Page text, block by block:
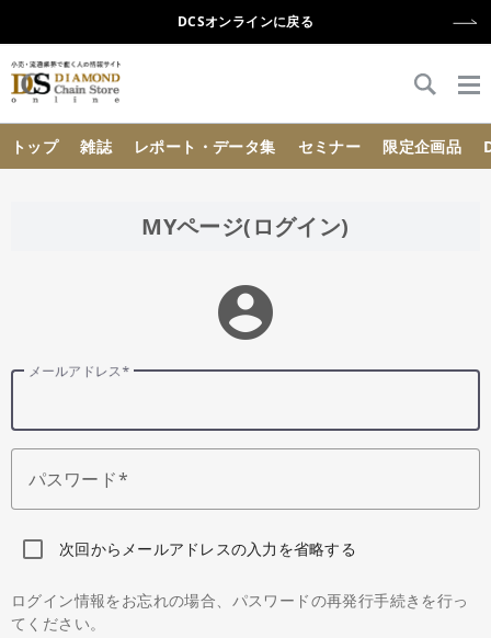
DCSオンラインに戻る
トップ 雑誌 レポート・データ集 セミナー 限定企画品
MYページ(ログイン)
account_circle
メールアドレス
パスワード
次回からメールアドレスの入力を省略する
ログイン情報をお忘れの場合、パスワードの再発行手続きを行っ
てください。